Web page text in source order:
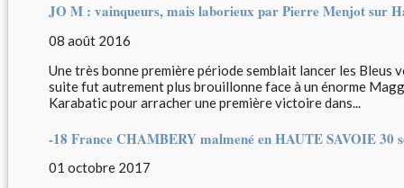
JO M : vainqueurs, mais laborieux par Pierre Menjot sur
08 août 2016
Une très bonne première période semblait lancer les Bleus
suite fut autrement plus brouillonne face à un énorme
Karabatic pour arracher une première victoire dans...
-18 France CHAMBERY malmené en HAUTE SAVOIE 30
01 octobre 2017